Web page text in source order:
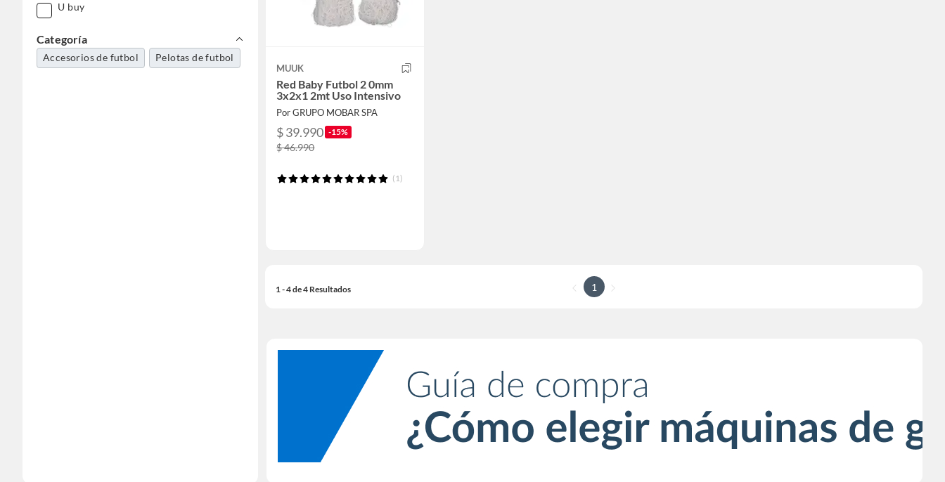
U buy
Categoría
Accesorios de futbol Pelotas de futbol
MUUK
Red Baby Futbol 2 0mm
3x2x1 2mt Uso Intensivo
Por GRUPO MOBAR SPA
$ 39.990 -15%
$ 46.990
(1)
1 - 4 de 4 Resultados 1